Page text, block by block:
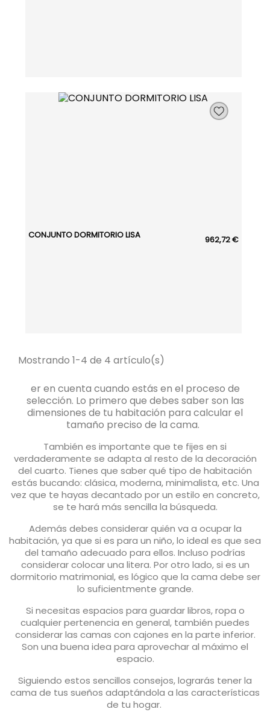
CONJUNTO DORMITORIO LISA 962,72 €
Mostrando 1-4 de 4 artículo(s)
er en cuenta cuando estás en el proceso de
selección. Lo primero que debes saber son las
dimensiones de tu habitación para calcular el
tamaño preciso de la cama.
También es importante que te fijes en si
verdaderamente se adapta al resto de la decoración
del cuarto. Tienes que saber qué tipo de habitación
estás bucando: clásica, moderna, minimalista, etc. Una
vez que te hayas decantado por un estilo en concreto,
se te hará más sencilla la búsqueda.
Además debes considerar quién va a ocupar la
habitación, ya que si es para un niño, lo ideal es que sea
del tamaño adecuado para ellos. Incluso podrías
considerar colocar una litera. Por otro lado, si es un
dormitorio matrimonial, es lógico que la cama debe ser
lo suficientmente grande.
Si necesitas espacios para guardar libros, ropa o
cualquier pertenencia en general, también puedes
considerar las camas con cajones en la parte inferior.
Son una buena idea para aprovechar al máximo el
espacio.
Siguiendo estos sencillos consejos, lograrás tener la
cama de tus sueños adaptándola a las características
de tu hogar.